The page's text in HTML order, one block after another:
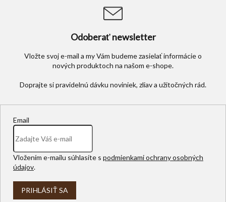
Odoberať newsletter
Vložte svoj e-mail a my Vám budeme zasielať informácie o
nových produktoch na našom e-shope.
Email
Vložením e-mailu súhlasíte s podmienkami ochrany osobných
údajov.
PRIHLÁSIŤ SA